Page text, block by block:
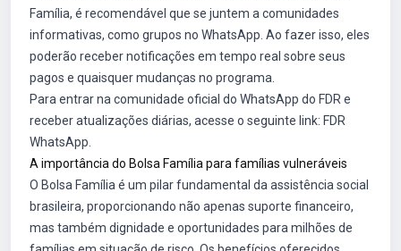
Família, é recomendável que se juntem a comunidades
informativas, como grupos no WhatsApp. Ao fazer isso, eles
poderão receber notificações em tempo real sobre seus
pagos e quaisquer mudanças no programa.
Para entrar na comunidade oficial do WhatsApp do FDR e
receber atualizações diárias, acesse o seguinte link: FDR
WhatsApp
A importância do Bolsa Família para famílias vulneráveis
O Bolsa Família é um pilar fundamental da assistência social
brasileira, proporcionando não apenas suporte financeiro,
mas também dignidade e oportunidades para milhões de